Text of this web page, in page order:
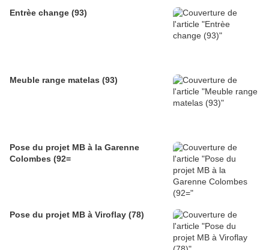
Entrèe change (93)
Meuble range matelas (93)
Pose du projet MB à la Garenne
Colombes (92=
Pose du projet MB à Viroflay (78)